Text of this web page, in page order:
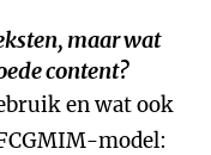
maar wat
content?
en wat ook
model: